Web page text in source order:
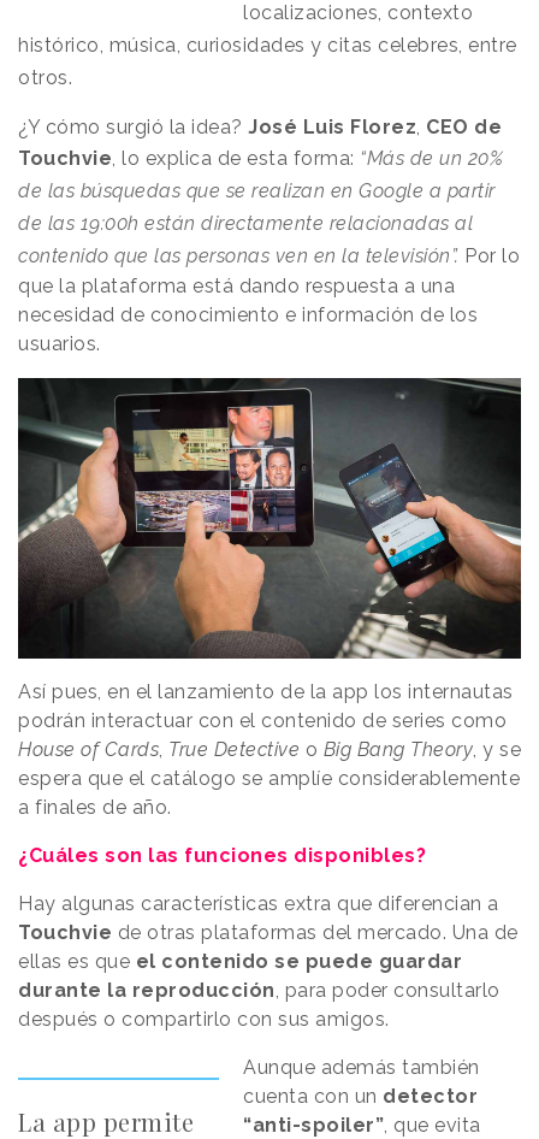
localizaciones, contexto
histórico, música, curiosidades y citas celebres, entre
otros.
¿Y cómo surgió la idea? José Luis Florez, CEO de
Touchvie, lo explica de esta forma: “Más de un 20%
de las búsquedas que se realizan en Google a partir
de las 19:00h están directamente relacionadas al
contenido que las personas ven en la televisión”. Por lo
que la plataforma está dando respuesta a una
necesidad de conocimiento e información de los
usuarios.
Así pues, en el lanzamiento de la app los internautas
podrán interactuar con el contenido de series como
House of Cards True Detective o Big Bang Theory , y se
espera que el catálogo se amplíe considerablemente
a finales de año.
¿Cuáles son las funciones disponibles?
Hay algunas características extra que diferencian a
Touchvie de otras plataformas del mercado. Una de
ellas es que el contenido se puede guardar
durante la reproducción , para poder consultarlo
después o compartirlo con sus amigos.
La app permite
Aunque además también
cuenta con un detector
“anti-spoiler” , que evita